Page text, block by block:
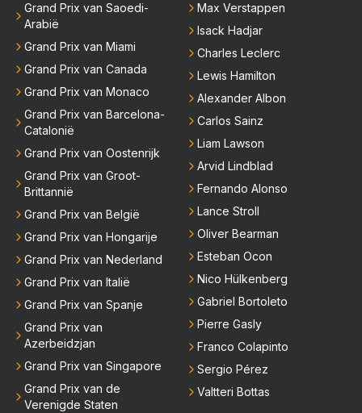
Grand Prix van Saoedi-
Arabië
Grand Prix van Miami
Grand Prix van Canada
Grand Prix van Monaco
Grand Prix van Barcelona-
Catalonië
Grand Prix van Oostenrijk
Grand Prix van Groot-
Brittannië
Grand Prix van België
Grand Prix van Hongarije
Grand Prix van Nederland
Grand Prix van Italië
Grand Prix van Spanje
Grand Prix van
Azerbeidzjan
Grand Prix van Singapore
Grand Prix van de
Verenigde Staten
Max Verstappen
Isack Hadjar
Charles Leclerc
Lewis Hamilton
Alexander Albon
Carlos Sainz
Liam Lawson
Arvid Lindblad
Fernando Alonso
Lance Stroll
Oliver Bearman
Esteban Ocon
Nico Hülkenberg
Gabriel Bortoleto
Pierre Gasly
Franco Colapinto
Sergio Pérez
Valtteri Bottas